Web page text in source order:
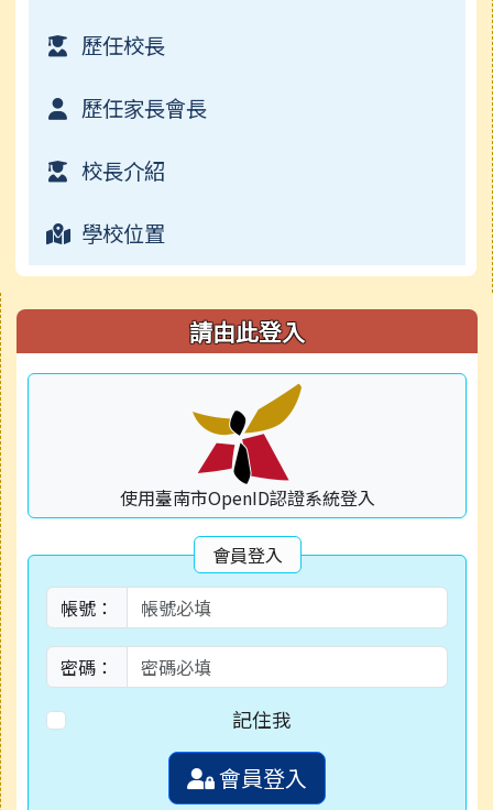
歷任校長
歷任家長會長
校長介紹
學校位置
右邊區域內容 請由此登入
使用臺南市OpenID認證系統登入
會員登入
帳號：
密碼：
記住我
會員登入